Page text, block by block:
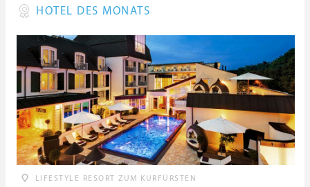
HOTEL DES MONATS
LIFESTYLE RESORT ZUM KURFÜRSTEN